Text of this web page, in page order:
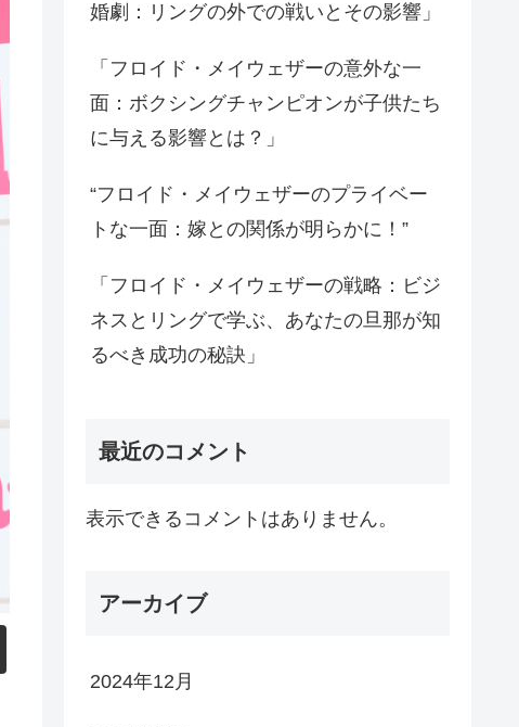
婚劇：リングの外での戦いとその影響」
「フロイド・メイウェザーの意外な一
面：ボクシングチャンピオンが子供たち
に与える影響とは？」
“フロイド・メイウェザーのプライベー
トな一面：嫁との関係が明らかに！”
「フロイド・メイウェザーの戦略：ビジ
ネスとリングで学ぶ、あなたの旦那が知
るべき成功の秘訣」
最近のコメント
表示できるコメントはありません。
アーカイブ
2024年12月